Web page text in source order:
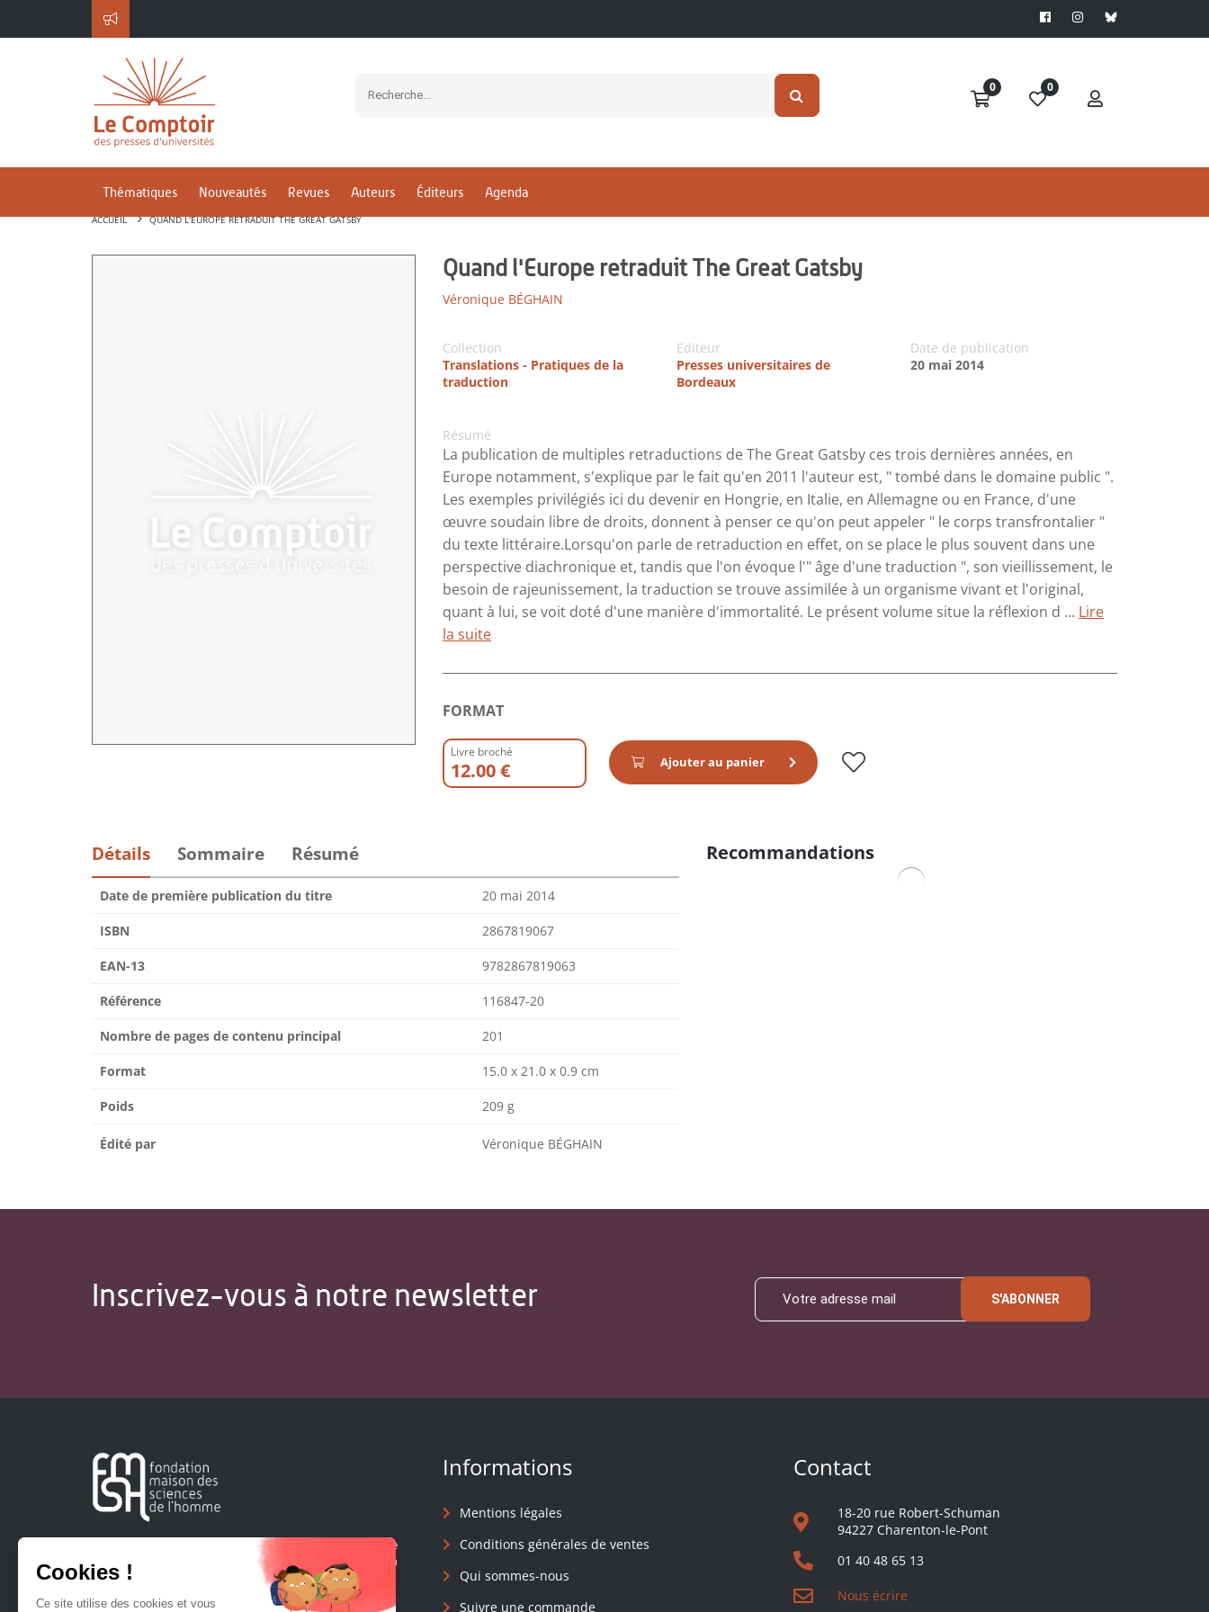
0 0
Thématiques Nouveautés Revues Auteurs Éditeurs Agenda
ACCUEIL QUAND L'EUROPE RETRADUIT THE GREAT GATSBY
Quand l'Europe retraduit The Great Gatsby
Véronique BÉGHAIN
Collection
Translations - Pratiques de la
traduction
Editeur
Presses universitaires de
Bordeaux
Date de publication
20 mai 2014
Résumé
La publication de multiples retraductions de The Great Gatsby ces trois dernières années, en
Europe notamment, s'explique par le fait qu'en 2011 l'auteur est, " tombé dans le domaine public ".
Les exemples privilégiés ici du devenir en Hongrie, en Italie, en Allemagne ou en France, d'une
œuvre soudain libre de droits, donnent à penser ce qu'on peut appeler " le corps transfrontalier "
du texte littéraire.Lorsqu'on parle de retraduction en effet, on se place le plus souvent dans une
perspective diachronique et, tandis que l'on évoque l'" âge d'une traduction ", son vieillissement, le
besoin de rajeunissement, la traduction se trouve assimilée à un organisme vivant et l'original,
quant à lui, se voit doté d'une manière d'immortalité. Le présent volume situe la réflexion d ... Lire
la suite
FORMAT
Livre broché
12.00 € Ajouter au panier
Détails Sommaire Résumé
Date de première publication du titre 20 mai 2014
ISBN 2867819067
EAN-13 9782867819063
Référence 116847-20
Nombre de pages de contenu principal 201
Format 15.0 x 21.0 x 0.9 cm
Poids 209 g
Édité par Véronique BÉGHAIN
Recommandations
Inscrivez-vous à notre newsletter S'ABONNER
Créée en 1963, la Fondation Maison Sciences de l'Homme
soutient la recherche et la diffusion des connaissances en
sciences humaines et sociales.
Informations
Mentions légales
Conditions générales de ventes
Qui sommes-nous
Suivre une commande
Contact
18-20 rue Robert-Schuman
94227 Charenton-le-Pont
01 40 48 65 13
Nous écrire